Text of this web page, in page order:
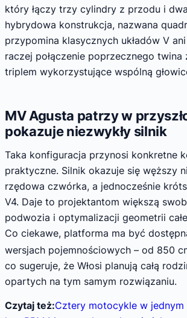
który łączy trzy cylindry z przodu i
hybrydowa konstrukcja, nazwana
przypomina klasycznych układów V
raczej połączenie poprzecznego
triplem wykorzystujące wspólną
MV Agusta patrzy w
pokazuje niezwykły silnik
Taka konfiguracja przynosi konkretne
praktyczne. Silnik okazuje się węższy
rzędowa czwórka, a jednocześnie
V4. Daje to projektantom większą
podwozia i optymalizacji geometrii
Co ciekawe, platforma ma być
wersjach pojemnościowych – od 850
co sugeruje, że Włosi planują całą
opartych na tym samym rozwiązaniu.
Czytaj też:Cztery motocykle w